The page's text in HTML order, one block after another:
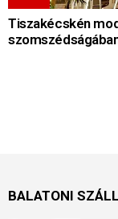
Tiszakécskén
BALATONI